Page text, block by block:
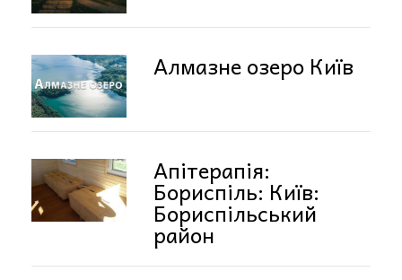
Алмазне озеро Київ
Апітерапія:
Бориспіль: Київ:
Бориспільський
район